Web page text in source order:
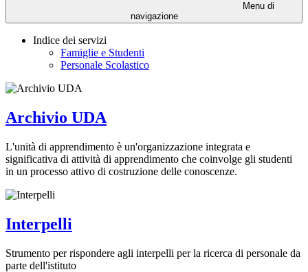
Menu di
navigazione
Indice dei servizi
Famiglie e Studenti
Personale Scolastico
Archivio UDA
L'unità di apprendimento è un'organizzazione integrata e
significativa di attività di apprendimento che coinvolge gli studenti
in un processo attivo di costruzione delle conoscenze.
Interpelli
Strumento per rispondere agli interpelli per la ricerca di personale da
parte dell'istituto